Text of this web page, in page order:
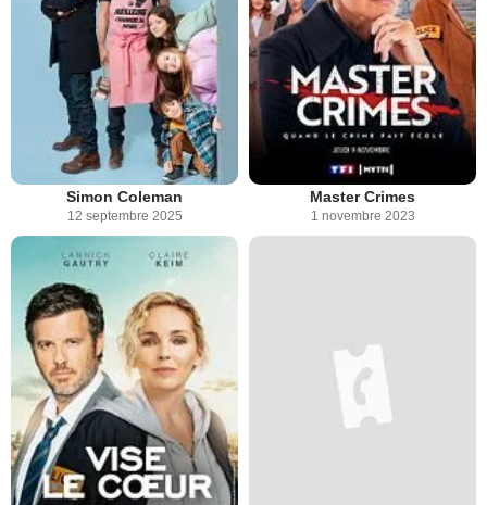
Simon Coleman
12 septembre 2025
Master Crimes
1 novembre 2023